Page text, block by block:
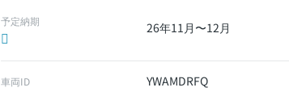
予定納期 26年11月〜12月
車両ID YWAMDRFQ